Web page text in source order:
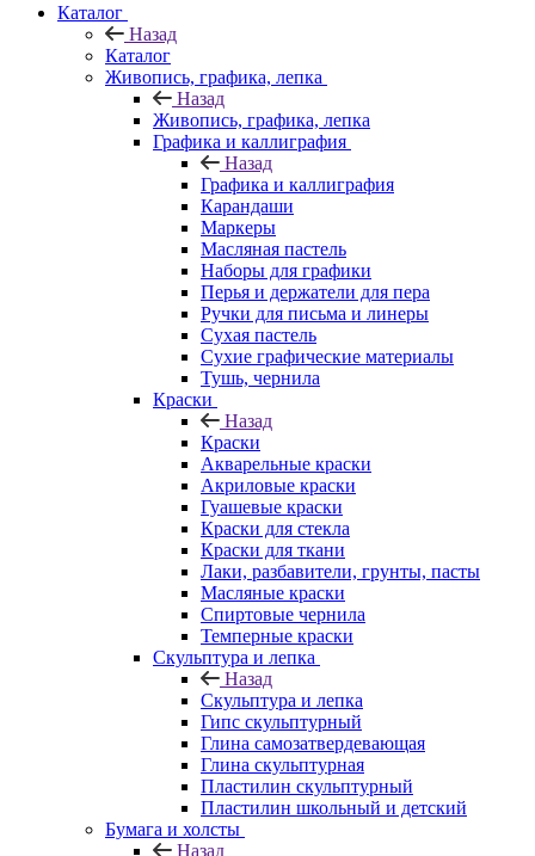
Каталог
Назад
Каталог
Живопись, графика, лепка
Назад
Живопись, графика, лепка
Графика и каллиграфия
Назад
Графика и каллиграфия
Карандаши
Маркеры
Масляная пастель
Наборы для графики
Перья и держатели для пера
Ручки для письма и линеры
Сухая пастель
Сухие графические материалы
Тушь, чернила
Краски
Назад
Краски
Акварельные краски
Акриловые краски
Гуашевые краски
Краски для стекла
Краски для ткани
Лаки, разбавители, грунты, пасты
Масляные краски
Спиртовые чернила
Темперные краски
Скульптура и лепка
Назад
Скульптура и лепка
Гипс скульптурный
Глина самозатвердевающая
Глина скульптурная
Пластилин скульптурный
Пластилин школьный и детский
Бумага и холсты
Назад